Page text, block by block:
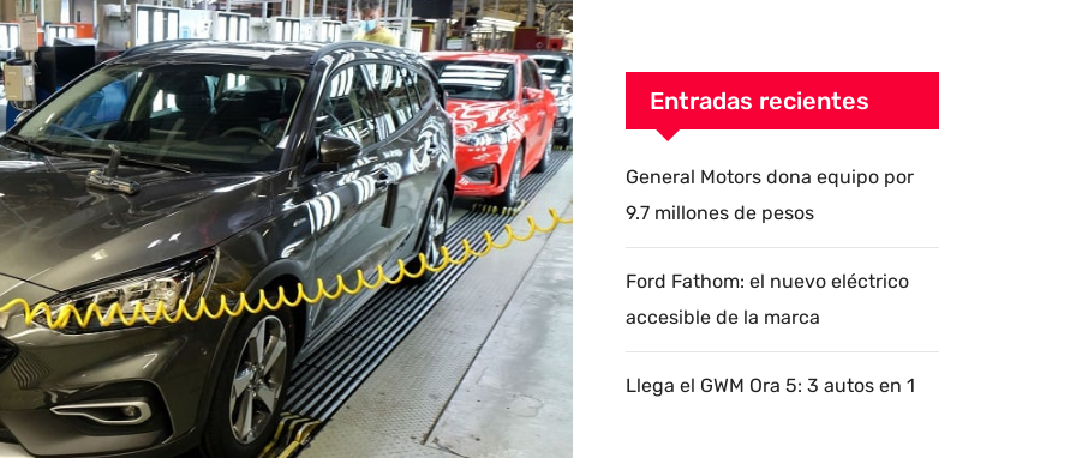
Entradas recientes
General Motors dona equipo por
9.7 millones de pesos
Ford Fathom: el nuevo eléctrico
accesible de la marca
Llega el GWM Ora 5: 3 autos en 1